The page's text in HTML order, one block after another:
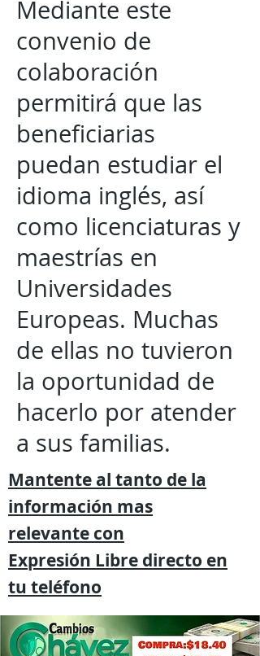
Mediante este
convenio de
colaboración
permitirá que las
beneficiarias
puedan estudiar el
idioma inglés, así
como licenciaturas y
maestrías en
Universidades
Europeas. Muchas
de ellas no tuvieron
la oportunidad de
hacerlo por atender
a sus familias.
Mantente al tanto de la
información mas
relevante con
Expresión Libre directo en
tu teléfono